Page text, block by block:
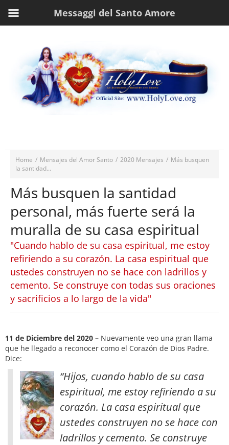
Home / Mensajes del Amor Santo / 2020 Mensajes / Más busquen
la santidad...
Más busquen la santidad
personal, más fuerte será la
muralla de su casa espiritual
"Cuando hablo de su casa espiritual, me estoy
refiriendo a su corazón. La casa espiritual que
ustedes construyen no se hace con ladrillos y
cemento. Se construye con todas sus oraciones
y sacrificios a lo largo de la vida"
11 de Diciembre del 2020 – Nuevamente veo una gran llama
que he llegado a reconocer como el Corazón de Dios Padre.
Dice:
“Hijos, cuando hablo de su casa
espiritual, me estoy refiriendo a su
corazón. La casa espiritual que
ustedes construyen no se hace con
ladrillos y cemento. Se construye
Messaggi del Santo Amore